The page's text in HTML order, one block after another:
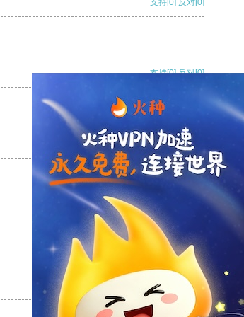
支持[0] 反对[0]
支持[0] 反对[0]
支持[0] 反对
支持
支持 反对 [0]